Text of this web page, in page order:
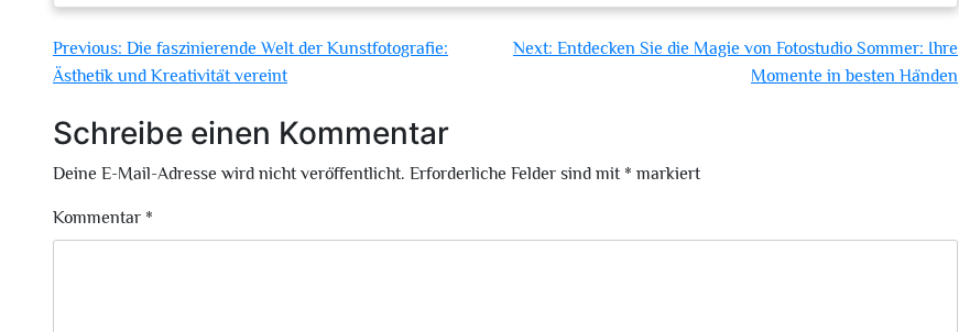
Beitragsnavigation
Previous: Die faszinierende Welt der Kunstfotografie:
Ästhetik und Kreativität vereint
Next: Entdecken Sie die Magie von Fotostudio Sommer: Ihre
Momente in besten Händen
Schreibe einen Kommentar
Deine E-Mail-Adresse wird nicht veröffentlicht. Erforderliche Felder sind mit * markiert
Kommentar *